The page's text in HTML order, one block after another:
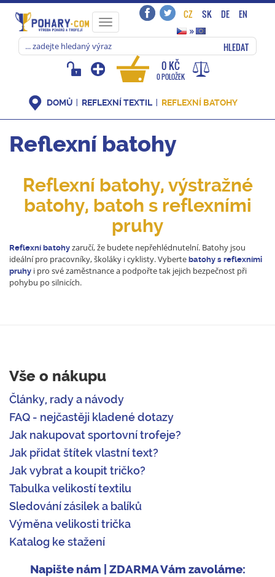
Toggle
navigation
CZ SK DE
EN
»
HLEDAT
0 KČ
0 POLOŽEK
DOMŮ REFLEXNÍ TEXTIL REFLEXNÍ BATOHY
Reflexní batohy
Reflexní batohy, výstražné
batohy, batoh s reflexními
pruhy
Reflexní batohy zaručí, že budete nepřehlédnutelní. Batohy jsou
ideální pro pracovníky, školáky i cyklisty. Vyberte batohy s reflexními
pruhy i pro své zaměstnance a podpořte tak jejich bezpečnost při
pohybu po silnicích.
Vše o nákupu
Články, rady a návody
FAQ - nejčastěji kladené dotazy
Jak nakupovat sportovní trofeje?
Jak přidat štítek vlastní text?
Jak vybrat a koupit tričko?
Tabulka velikostí textilu
Sledování zásilek a balíků
Výměna velikosti trička
Katalog ke stažení
Napište nám | ZDARMA Vám zavoláme: